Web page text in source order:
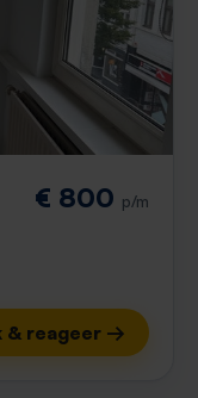
€ 800 p/m
& reageer →